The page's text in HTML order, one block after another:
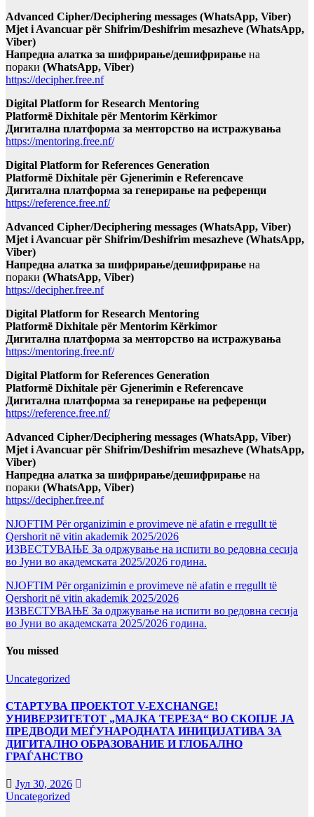
Advanced Cipher/Deciphering messages (WhatsApp, Viber)
Mjet i Avancuar për Shifrim/Deshifrim mesazheve (WhatsApp,
Viber)
Напредна алатка за шифрирање/дешифрирање на
пораки (WhatsApp, Viber)
https://decipher.free.nf
Digital Platform for Research Mentoring
Platformë Dixhitale për Mentorim Kërkimor
Дигитална платформа за менторство на истражувања
https://mentoring.free.nf/
Digital Platform for References Generation
Platformë Dixhitale për Gjenerimin e Referencave
Дигитална платформа за генерирање на референци
https://reference.free.nf/
Advanced Cipher/Deciphering messages (WhatsApp, Viber)
Mjet i Avancuar për Shifrim/Deshifrim mesazheve (WhatsApp,
Viber)
Напредна алатка за шифрирање/дешифрирање на
пораки (WhatsApp, Viber)
https://decipher.free.nf
Digital Platform for Research Mentoring
Platformë Dixhitale për Mentorim Kërkimor
Дигитална платформа за менторство на истражувања
https://mentoring.free.nf/
Digital Platform for References Generation
Platformë Dixhitale për Gjenerimin e Referencave
Дигитална платформа за генерирање на референци
https://reference.free.nf/
Advanced Cipher/Deciphering messages (WhatsApp, Viber)
Mjet i Avancuar për Shifrim/Deshifrim mesazheve (WhatsApp,
Viber)
Напредна алатка за шифрирање/дешифрирање на
пораки (WhatsApp, Viber)
https://decipher.free.nf
NJOFTIM Për organizimin e provimeve në afatin e rregullt të
Qershorit në vitin akademik 2025/2026
ИЗВЕСТУВАЊЕ За одржување на испити во редовна сесија
во Јуни во академската 2025/2026 година.
NJOFTIM Për organizimin e provimeve në afatin e rregullt të
Qershorit në vitin akademik 2025/2026
ИЗВЕСТУВАЊЕ За одржување на испити во редовна сесија
во Јуни во академската 2025/2026 година.
You missed
Uncategorized
СТАРТУВА ПРОЕКТОТ V-EXCHANGE!
УНИВЕРЗИТЕТОТ „МАЈКА ТЕРЕЗА“ ВО СКОПЈЕ ЈА
ПРЕДВОДИ МЕЃУНАРОДНАТА ИНИЦИЈАТИВА ЗА
ДИГИТАЛНО ОБРАЗОВАНИЕ И ГЛОБАЛНО
ГРАЃАНСТВО
Јул 30, 2026
Uncategorized